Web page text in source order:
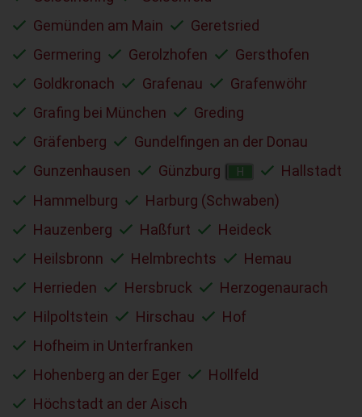
Gemünden am Main
Geretsried
Germering
Gerolzhofen
Gersthofen
Goldkronach
Grafenau
Grafenwöhr
Grafing bei München
Greding
Gräfenberg
Gundelfingen an der Donau
Gunzenhausen
Günzburg H
Hallstadt
Hammelburg
Harburg (Schwaben)
Hauzenberg
Haßfurt
Heideck
Heilsbronn
Helmbrechts
Hemau
Herrieden
Hersbruck
Herzogenaurach
Hilpoltstein
Hirschau
Hof
Hofheim in Unterfranken
Hohenberg an der Eger
Hollfeld
Höchstadt an der Aisch